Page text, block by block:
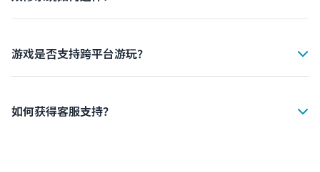
让您打造独特的角色。
游戏是否支持跨平台游玩？
险。
如何获得客服支持？